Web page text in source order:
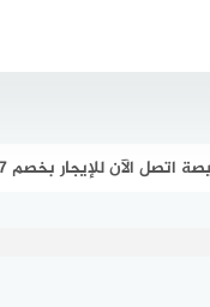
للإيجار بخصم 37% هوم سيرفر